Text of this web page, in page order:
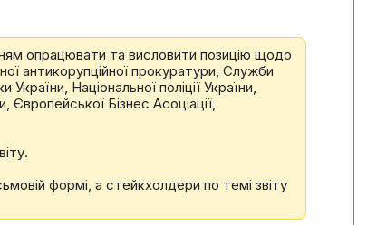
опрацювати та висловити позицію щодо
антикорупційної прокуратури, Служби
Національної поліції України,
Європейської Бізнес Асоціації,
формі, а стейкхолдери по темі звіту